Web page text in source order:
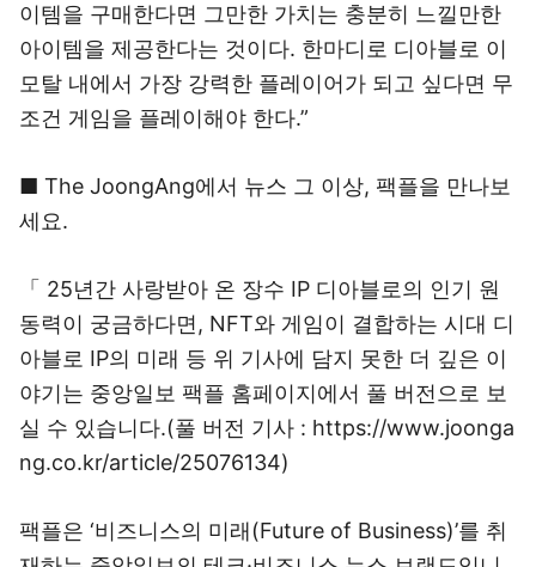
이템을 구매한다면 그만한 가치는 충분히 느낄만한
아이템을 제공한다는 것이다. 한마디로 디아블로 이
모탈 내에서 가장 강력한 플레이어가 되고 싶다면 무
조건 게임을 플레이해야 한다.”
■ The JoongAng에서 뉴스 그 이상, 팩플을 만나보
세요.
「 25년간 사랑받아 온 장수 IP 디아블로의 인기 원
동력이 궁금하다면, NFT와 게임이 결합하는 시대 디
아블로 IP의 미래 등 위 기사에 담지 못한 더 깊은 이
야기는 중앙일보 팩플 홈페이지에서 풀 버전으로 보
실 수 있습니다.(풀 버전 기사 : https://www.joonga
ng.co.kr/article/25076134)
팩플은 ‘비즈니스의 미래(Future of Business)’를 취